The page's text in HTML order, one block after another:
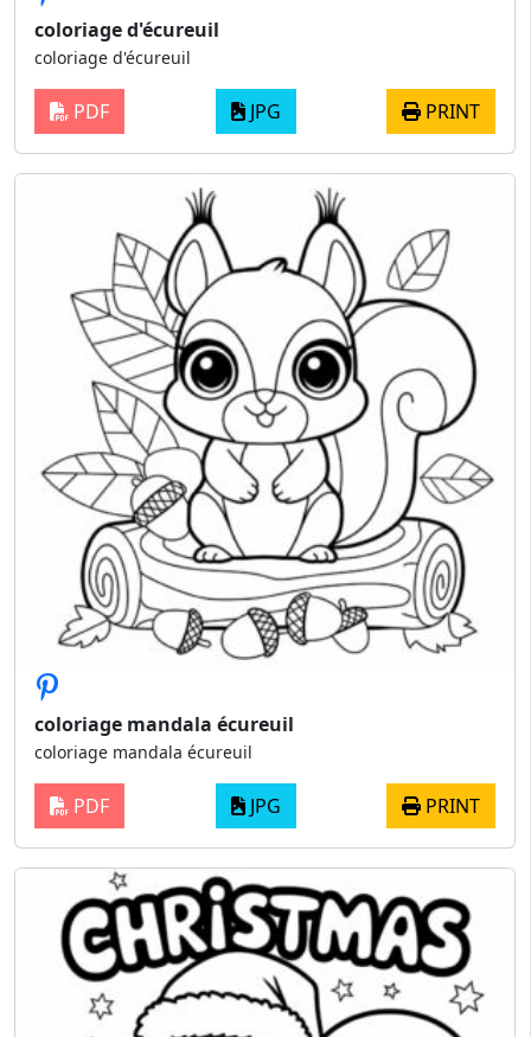
coloriage d'écureuil
coloriage d'écureuil
PDF JPG PRINT
coloriage mandala écureuil
coloriage mandala écureuil
PDF JPG PRINT